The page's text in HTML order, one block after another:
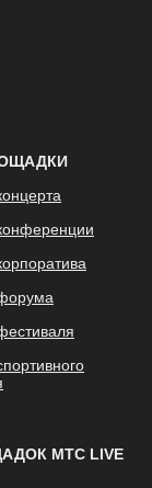
МТС LIVE